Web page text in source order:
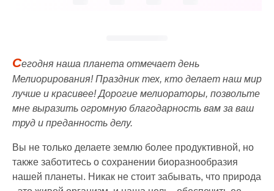
Сегодня наша планета отмечает день
Мелиорирования! Праздник тех, кто делает наш мир
лучше и красивее! Дорогие мелиораторы, позвольте
мне выразить огромную благодарность вам за ваш
труд и преданность делу.
Вы не только делаете землю более продуктивной, но
также заботитесь о сохранении биоразнообразия
нашей планеты. Никак не стоит забывать, что природа